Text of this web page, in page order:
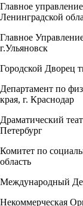
Главное
Ленинградской
Главное
г.Ульяновск
Городской Дворец
Департамент по
края, г. Краснодар
Драматический
Петербург
Комитет по
область
Международный
Некоммерческая